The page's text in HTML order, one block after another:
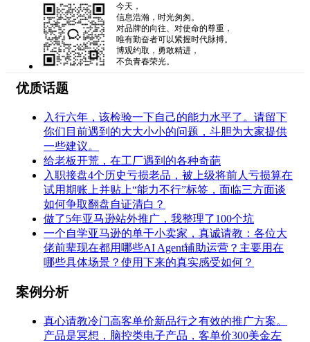
今天，
信息浩瀚，时光匆匆。
对品牌的向往、对使命的尊重，
唯有勤奋者可以紧握时代脉搏。
博观约取，勇敢精进，
不负青春荣光。
优质话题
入行六年，该检验一下自己的能力水平了。请留下
你们目前遇到的大大小小的问题，斗胆为大家提供
一些建议。
给老板开荒，在工厂遇到的各种奇葩
入职接盘4个历史亏损老品，被上级将前人亏损算在
试用期账上并贴上“能力不行”标签，面临三方面谈
如何争取翻盘自证清白？
做了5年亚马逊站外推广，我整理了100个坑
一个自学亚马逊的单干小卖家，真诚请教：各位大
佬前辈现在都用哪些AI Agent辅助运营？主要用在
哪些具体场景？使用下来的真实感受如何？
案例分析
真心请教冷门高客单价新品行之有效的推广方案。
产品是冥想，脑控类电子产品，客单价300美金左